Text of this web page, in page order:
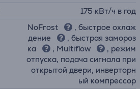
175 кВт/ч в год
NoFrost
, быстрое охлаж
дение
, быстрая замороз
ка
, Multiflow
, режим
отпуска, подача сигнала при
открытой двери, инверторн
ый компрессор